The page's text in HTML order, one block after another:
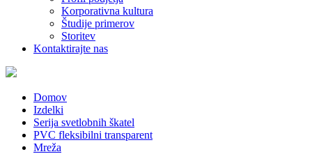
Korporativna kultura
Študije primerov
Storitev
Kontaktirajte nas
Domov
Izdelki
Serija svetlobnih škatel
PVC fleksibilni transparent
Mreža